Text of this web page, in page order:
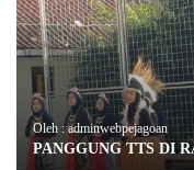
Oleh : adminwebpejagoan
PANGGUNG TTS DI